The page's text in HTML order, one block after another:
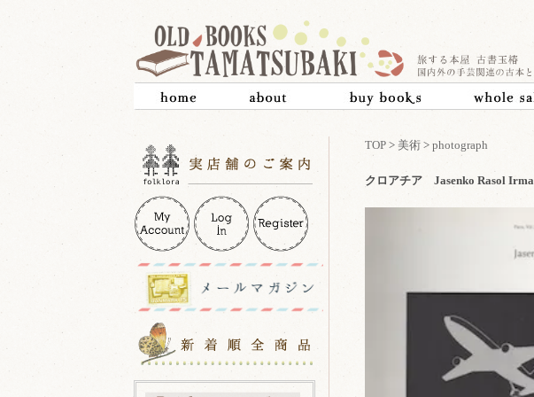
TOP > 美術 > photograph
クロアチア Jasenko Rasol Irma